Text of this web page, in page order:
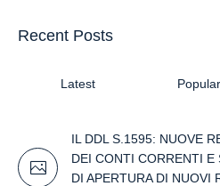
Recent Posts
Latest Popular
IL DDL S.1595: NUOVE
DEI CONTI CORRENTI E
DI APERTURA DI NUOVI